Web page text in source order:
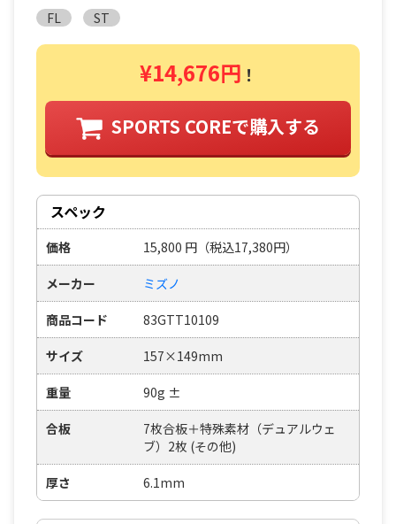
FL
ST
¥14,676円 ！
SPORTS COREで購入する
スペック
価格 15,800 円 （税込17,380円）
メーカー ミズノ
商品コード 83GTT10109
サイズ 157×149mm
重量 90g ±
合板
7枚合板＋特殊素材（デュアルウェ
ブ）2枚 (その他)
厚さ 6.1mm